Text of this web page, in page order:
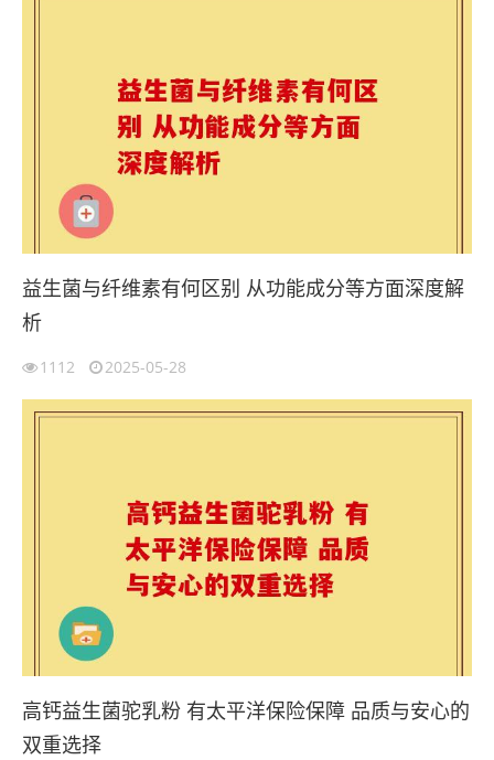
益生菌与纤维素有何区别 从功能成分等方面深度解
析
1112 2025-05-28
高钙益生菌驼乳粉 有太平洋保险保障 品质与安心的
双重选择